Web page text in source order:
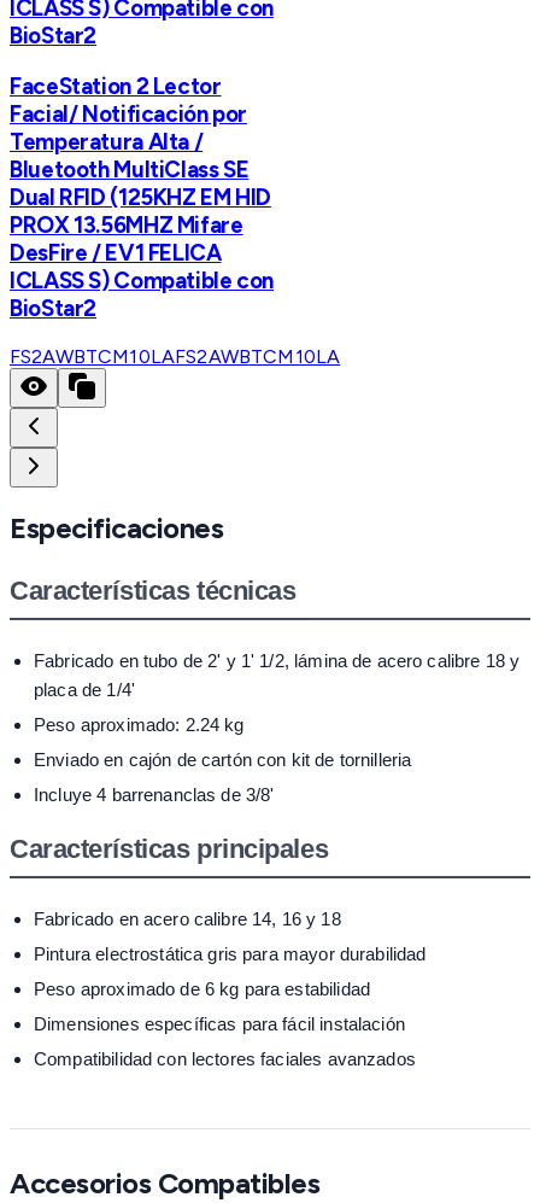
ICLASS S) Compatible con
BioStar2
FaceStation 2 Lector
Facial/ Notificación por
Temperatura Alta /
Bluetooth MultiClass SE
Dual RFID (125KHZ EM HID
PROX 13.56MHZ Mifare
DesFire / EV1 FELICA
ICLASS S) Compatible con
BioStar2
FS2AWBTCM10LAFS2AWBTCM10LA
Especificaciones
Características técnicas
Fabricado en tubo de 2' y 1' 1/2, lámina de acero calibre 18 y
placa de 1/4'
Peso aproximado: 2.24 kg
Enviado en cajón de cartón con kit de tornilleria
Incluye 4 barrenanclas de 3/8'
Características principales
Fabricado en acero calibre 14, 16 y 18
Pintura electrostática gris para mayor durabilidad
Peso aproximado de 6 kg para estabilidad
Dimensiones específicas para fácil instalación
Compatibilidad con lectores faciales avanzados
Accesorios Compatibles